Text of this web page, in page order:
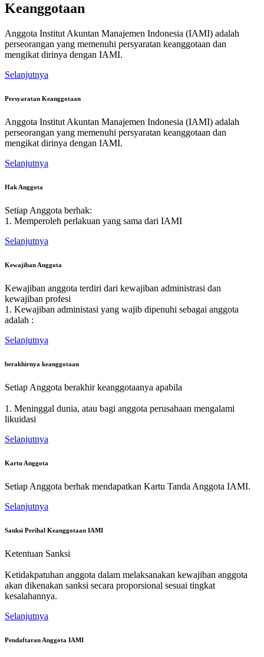
Keanggotaan
Anggota Institut Akuntan Manajemen Indonesia (IAMI) adalah
perseorangan yang memenuhi persyaratan keanggotaan dan
mengikat dirinya dengan IAMI.
Selanjutnya
Persyaratan Keanggotaan
Anggota Institut Akuntan Manajemen Indonesia (IAMI) adalah
perseorangan yang memenuhi persyaratan keanggotaan dan
mengikat dirinya dengan IAMI.
Selanjutnya
Hak Anggota
Setiap Anggota berhak:
1. Memperoleh perlakuan yang sama dari IAMI
Selanjutnya
Kewajiban Anggota
Kewajiban anggota terdiri dari kewajiban administrasi dan
kewajiban profesi
1. Kewajiban administasi yang wajib dipenuhi sebagai anggota
adalah :
Selanjutnya
berakhirnya keanggotaan
Setiap Anggota berakhir keanggotaanya apabila
1. Meninggal dunia, atau bagi anggota perusahaan mengalami
likuidasi
Selanjutnya
Kartu Anggota
Setiap Anggota berhak mendapatkan Kartu Tanda Anggota IAMI.
Selanjutnya
Sanksi Perihal Keanggotaan IAMI
Ketentuan Sanksi
Ketidakpatuhan anggota dalam melaksanakan kewajiban anggota
akan dikenakan sanksi secara proporsional sesuai tingkat
kesalahannya.
Selanjutnya
Pendaftaran Anggota IAMI